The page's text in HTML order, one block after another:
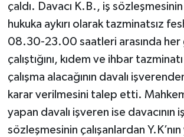
çaldı. Davacı K.B., iş sözleşmesinin
hukuka aykırı olarak tazminatsız
08.30-23.00 saatleri arasında her
çalıştığını, kıdem ve ihbar
çalışma alacağının davalı
karar verilmesini talep etti.
yapan davalı işveren ise davacının iş
sözleşmesinin çalışanlardan
OTOMOTİV
TEKNOLOJİ
YAŞAM
KÜLTÜR SANAT